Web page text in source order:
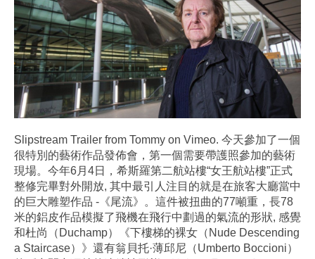
Slipstream Trailer from Tommy on Vimeo. 今天參加了一個
很特別的藝術作品發佈會，第一個需要帶護照參加的藝術
現場。今年6月4日，希斯羅第二航站樓“女王航站樓”正式
整修完畢對外開放, 其中最引人注目的就是在旅客大廳當中
的巨大雕塑作品 -《尾流》。這件被扭曲的77噸重，長78
米的鋁皮作品模擬了飛機在飛行中劃過的氣流的形狀, 感覺
和杜尚（Duchamp）《下樓梯的裸女（Nude Descending
a Staircase）》還有翁貝托·薄邱尼（Umberto Boccioni）